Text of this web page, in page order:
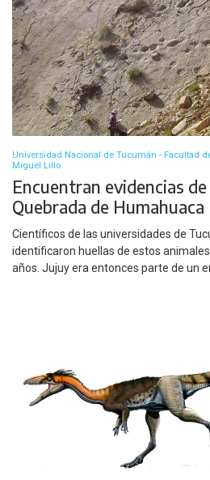
Universidad Nacional de Tucumán - Facultad
Miguel Lillo
Encuentran evidencias
Quebrada de Humahuaca
Científicos de las universidades de
identificaron huellas de estos
años. Jujuy era entonces parte de un